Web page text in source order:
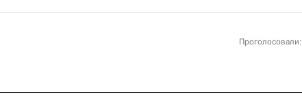
Проголосовали: